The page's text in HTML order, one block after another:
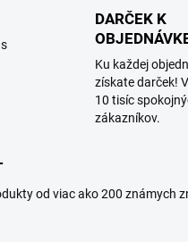
DARČEK K
Ku každej
získate darček!
10 tisíc
zákazníkov.
od viac ako 200 známych